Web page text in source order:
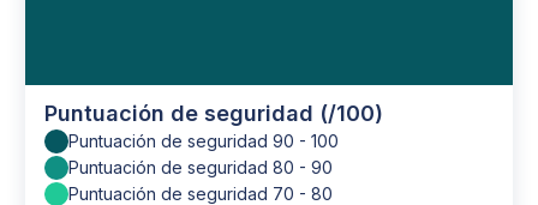
Puntuación de seguridad (/100)
Puntuación de seguridad 90 - 100
Puntuación de seguridad 80 - 90
Puntuación de seguridad 70 - 80